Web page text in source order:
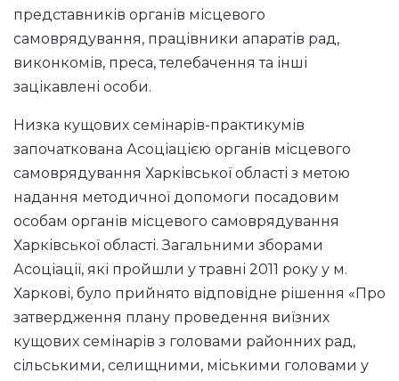
представників органів місцевого
самоврядування, працівники апаратів рад,
виконкомів, преса, телебачення та інші
зацікавлені особи.
Низка кущових семінарів-практикумів
започаткована Асоціацією органів місцевого
самоврядування Харківської області з метою
надання методичної допомоги посадовим
особам органів місцевого самоврядування
Харківської області. Загальними зборами
Асоціації, які пройшли у травні 2011 року у м.
Харкові, було прийнято відповідне рішення «Про
затвердження плану проведення виїзних
кущових семінарів з головами районних рад,
сільськими, селищними, міськими головами у